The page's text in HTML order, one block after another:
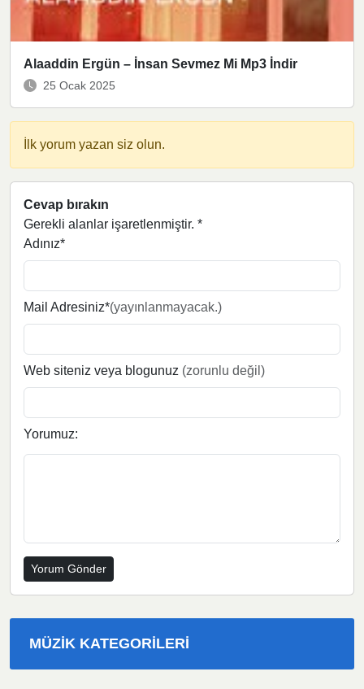
Alaaddin Ergün – İnsan Sevmez Mi Mp3 İndir
25 Ocak 2025
İlk yorum yazan siz olun.
Cevap bırakın
Gerekli alanlar işaretlenmiştir. *
Adınız*
Mail Adresiniz*(yayınlanmayacak.)
Web siteniz veya blogunuz (zorunlu değil)
Yorumuz:
MÜZIK KATEGORILERI